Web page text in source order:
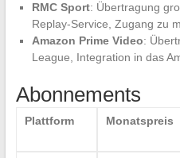
RMC Sport: Übertragung
Replay-Service, Zugang zu
Amazon Prime Video:
League, Integration in das
Abonnements
Plattform Monatspreis